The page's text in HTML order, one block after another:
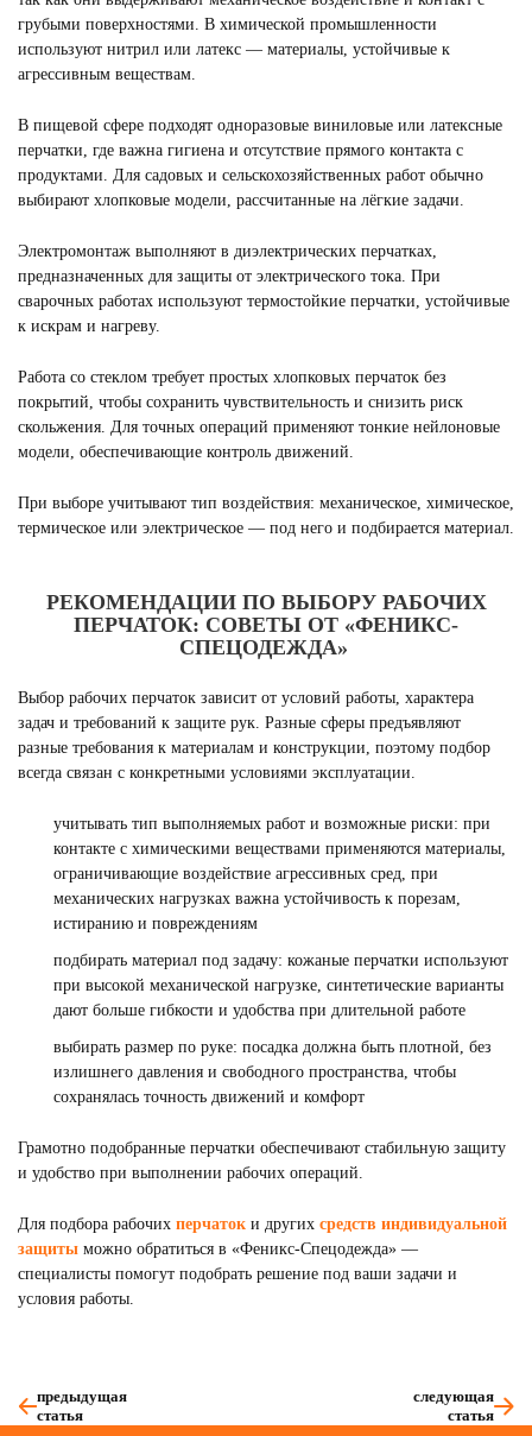
грубыми поверхностями. В химической промышленности
используют нитрил или латекс — материалы, устойчивые к
агрессивным веществам.
В пищевой сфере подходят одноразовые виниловые или латексные
перчатки, где важна гигиена и отсутствие прямого контакта с
продуктами. Для садовых и сельскохозяйственных работ обычно
выбирают хлопковые модели, рассчитанные на лёгкие задачи.
Электромонтаж выполняют в диэлектрических перчатках,
предназначенных для защиты от электрического тока. При
сварочных работах используют термостойкие перчатки, устойчивые
к искрам и нагреву.
Работа со стеклом требует простых хлопковых перчаток без
покрытий, чтобы сохранить чувствительность и снизить риск
скольжения. Для точных операций применяют тонкие нейлоновые
модели, обеспечивающие контроль движений.
При выборе учитывают тип воздействия: механическое, химическое,
термическое или электрическое — под него и подбирается материал.
РЕКОМЕНДАЦИИ ПО ВЫБОРУ РАБОЧИХ
ПЕРЧАТОК: СОВЕТЫ ОТ «ФЕНИКС-
СПЕЦОДЕЖДА»
Выбор рабочих перчаток зависит от условий работы, характера
задач и требований к защите рук. Разные сферы предъявляют
разные требования к материалам и конструкции, поэтому подбор
всегда связан с конкретными условиями эксплуатации.
учитывать тип выполняемых работ и возможные риски: при
контакте с химическими веществами применяются материалы,
ограничивающие воздействие агрессивных сред, при
механических нагрузках важна устойчивость к порезам,
истиранию и повреждениям
подбирать материал под задачу: кожаные перчатки используют
при высокой механической нагрузке, синтетические варианты
дают больше гибкости и удобства при длительной работе
выбирать размер по руке: посадка должна быть плотной, без
излишнего давления и свободного пространства, чтобы
сохранялась точность движений и комфорт
Грамотно подобранные перчатки обеспечивают стабильную защиту
и удобство при выполнении рабочих операций.
Для подбора рабочих перчаток и других средств индивидуальной
защиты можно обратиться в «Феникс-Спецодежда» —
специалисты помогут подобрать решение под ваши задачи и
условия работы.
предыдущая
статья
следующая
статья